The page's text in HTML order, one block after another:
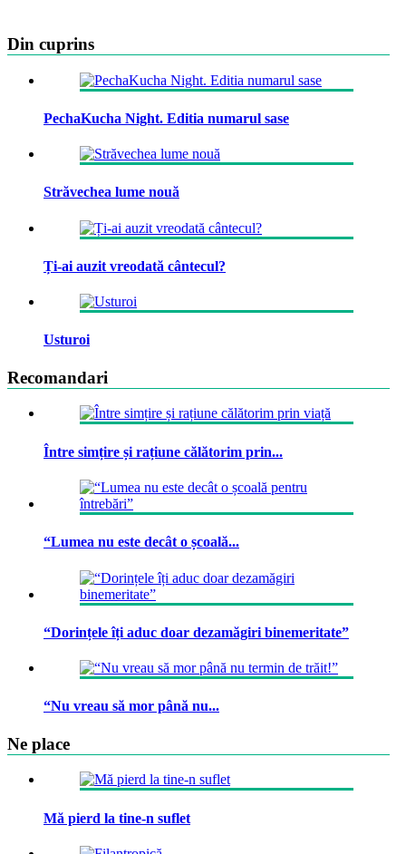
Din cuprins
PechaKucha Night. Editia numarul sase
Străvechea lume nouă
Ți-ai auzit vreodată cântecul?
Usturoi
Recomandari
Între simțire și rațiune călătorim prin...
“Lumea nu este decât o școală...
“Dorințele îți aduc doar dezamăgiri binemeritate”
“Nu vreau să mor până nu...
Ne place
Mă pierd la tine-n suflet